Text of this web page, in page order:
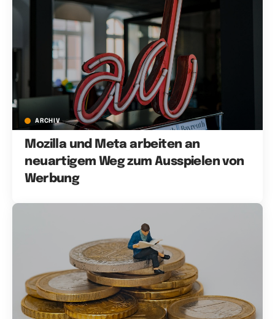
ARCHIV
Mozilla und Meta arbeiten an
neuartigem Weg zum Ausspielen von
Werbung